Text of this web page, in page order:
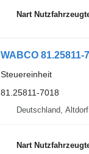
Nart
WABCO
Steuereinheit
81.25811-7018
Deutschland, Altdorf
Nart